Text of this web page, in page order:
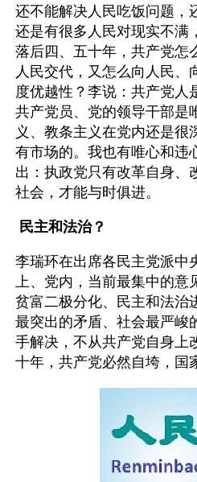
还不能解决人民吃饭问题，
还是有很多人民对现实不满
落后四、五十年，共产党怎
人民交代，又怎么向人民、
度优越性？李说：共产党人
共产党员、党的领导干部是
义、教条主义在党内还是很
有市场的。我也有唯心和违
出：执政党只有改革自身、
社会，才能与时俱进。
民主和法治？
李瑞环在出席各民主党派中
上、党内，当前最集中的意
贫富二极分化、民主和法治
最突出的矛盾、社会最严峻
手解决，不从共产党自身上
十年，共产党必然自垮，国